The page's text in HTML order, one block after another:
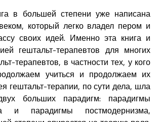
в большей степени уже написана
который легко владел пером и
своих идей. Именно эта книга и
гештальт-терапевтов для многих
терапевтов, в частности тех, у кого
учиться и продолжаем их
гештальт-терапии, по сути дела, шла
больших парадигм: парадигмы
и парадигмы постмодернизма,